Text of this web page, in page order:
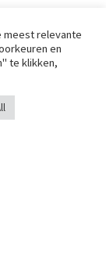
meest relevante
en
te klikken,